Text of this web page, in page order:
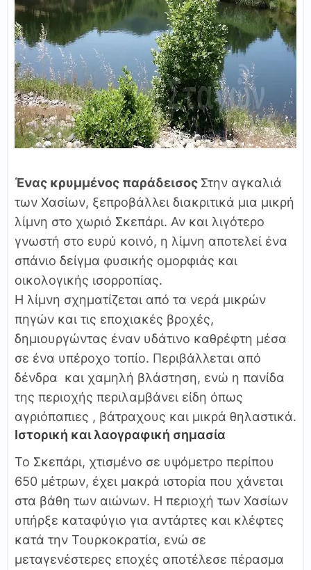
Ένας κρυμμένος παράδεισος Στην αγκαλιά
των Χασίων, ξεπροβάλλει διακριτικά μια μικρή
λίμνη στο χωριό Σκεπάρι. Αν και λιγότερο
γνωστή στο ευρύ κοινό, η λίμνη αποτελεί ένα
σπάνιο δείγμα φυσικής ομορφιάς και
οικολογικής ισορροπίας.
Η λίμνη σχηματίζεται από τα νερά μικρών
πηγών και τις εποχιακές βροχές,
δημιουργώντας έναν υδάτινο καθρέφτη μέσα
σε ένα υπέροχο τοπίο. Περιβάλλεται από
δένδρα και χαμηλή βλάστηση, ενώ η πανίδα
της περιοχής περιλαμβάνει είδη όπως
αγριόπαπιες , βάτραχους και μικρά θηλαστικά.
Ιστορική και λαογραφική σημασία
Το Σκεπάρι, χτισμένο σε υψόμετρο περίπου
650 μέτρων, έχει μακρά ιστορία που χάνεται
στα βάθη των αιώνων. Η περιοχή των Χασίων
υπήρξε καταφύγιο για αντάρτες και κλέφτες
κατά την Τουρκοκρατία, ενώ σε
μεταγενέστερες εποχές αποτέλεσε πέρασμα